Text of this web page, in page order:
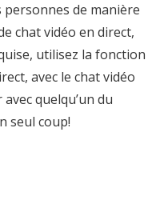
personnes de manière
chat vidéo en direct,
utilisez la fonction
avec le chat vidéo
quelqu’un du
seul coup!